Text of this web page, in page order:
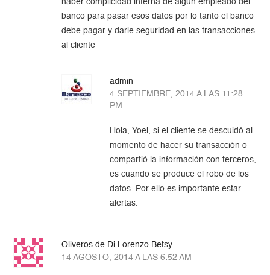
haber complicidad interna de algun empleado del
banco para pasar esos datos por lo tanto el banco
debe pagar y darle seguridad en las transacciones
al cliente
admin
4 SEPTIEMBRE, 2014 A LAS 11:28
PM
Hola, Yoel, si el cliente se descuidó al
momento de hacer su transacción o
compartió la información con terceros,
es cuando se produce el robo de los
datos. Por ello es importante estar
alertas.
Oliveros de Di Lorenzo Betsy
14 AGOSTO, 2014 A LAS 6:52 AM